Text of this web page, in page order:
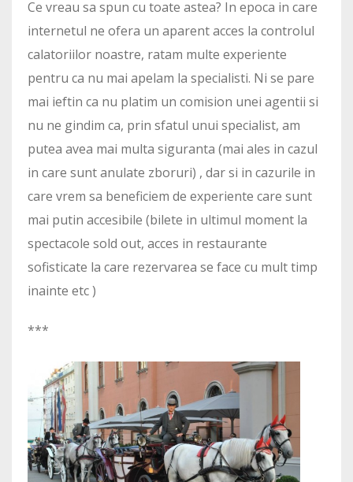
Ce vreau sa spun cu toate astea? In epoca in care
internetul ne ofera un aparent acces la controlul
calatoriilor noastre, ratam multe experiente
pentru ca nu mai apelam la specialisti. Ni se pare
mai ieftin ca nu platim un comision unei agentii si
nu ne gindim ca, prin sfatul unui specialist, am
putea avea mai multa siguranta (mai ales in cazul
in care sunt anulate zboruri) , dar si in cazurile in
care vrem sa beneficiem de experiente care sunt
mai putin accesibile (bilete in ultimul moment la
spectacole sold out, acces in restaurante
sofisticate la care rezervarea se face cu mult timp
inainte etc )
***